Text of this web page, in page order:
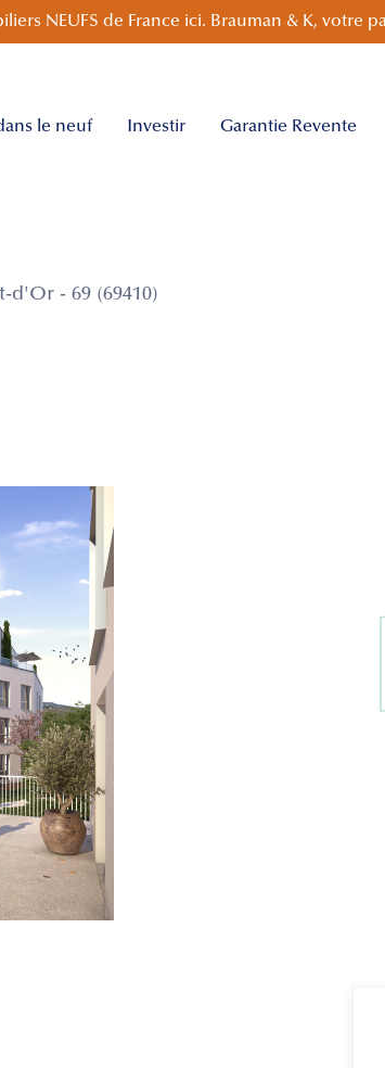
NEUFS de France ici. Brauman & K, votre
le neuf Investir Garantie Revente
- 69 (69410)